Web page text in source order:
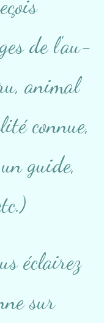
de l'au-
animal
connue,
guide,
éclairez
sur